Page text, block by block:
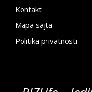
Kontakt
Mapa sajta
Politika privatnosti